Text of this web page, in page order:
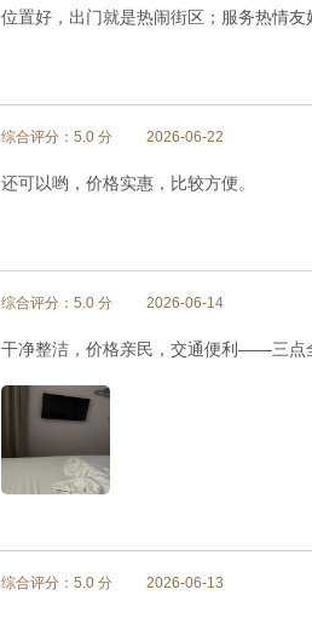
位置好，出门就是热闹街区；服务热情友
综合评分：5.0 分 2026-06-22
还可以哟，价格实惠，比较方便。
综合评分：5.0 分 2026-06-14
干净整洁，价格亲民，交通便利——三点
综合评分：5.0 分 2026-06-13